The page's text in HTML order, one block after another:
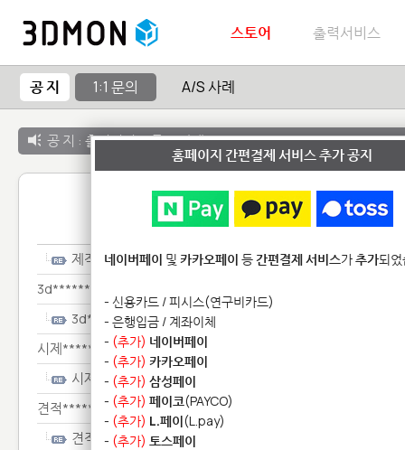
스토어 출력서비스
공 지 1:1 문의 A/S 사례
공 지 : 출력서비스 종료 안내
1:1 문
제작*********
3d***************
3d***************
시제*************
시제*************
견적*******
견적*******
홈페이지 간편결제 서비스 추가 공지
네이버페이 및 카카오페이 등간편결제 서비스가추가되
- 신용카드 / 피시스(연구비카드)
- 은행입금 / 계좌이체
- (추가) 네이버페이
- (추가) 카카오페이
- (추가) 삼성페이
- (추가) 페이코(PAYCO)
- (추가) L.페이(L.pay)
- (추가) 토스페이